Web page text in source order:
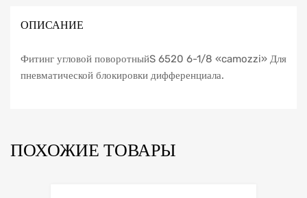
«Сamozzi»
ОПИСАНИЕ
Фитинг угловой поворотныйS 6520 6-1/8 «camozzi» Для
пневматической блокировки дифференциала.
ПОХОЖИЕ ТОВАРЫ